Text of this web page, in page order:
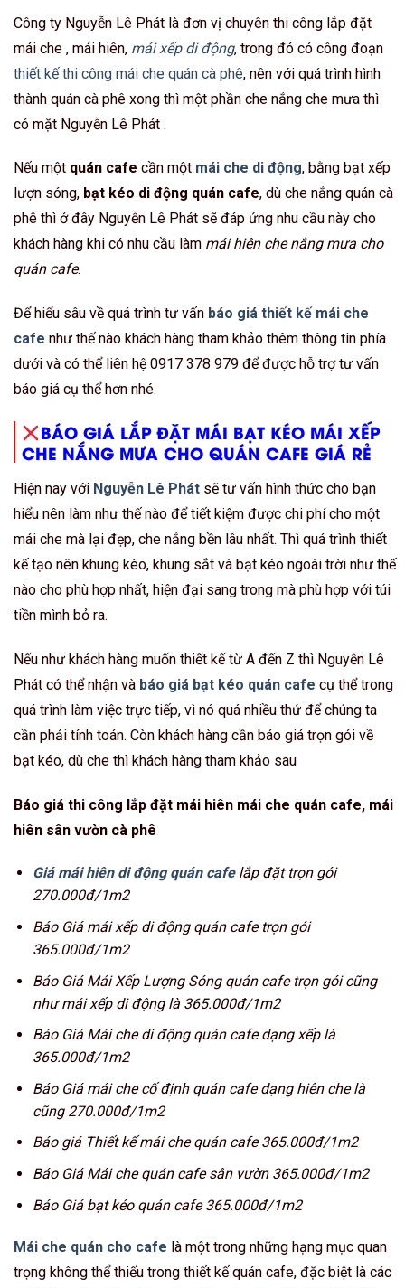
Công ty Nguyễn Lê Phát là đơn vị chuyên thi công lắp đặt
mái che , mái hiên, mái xếp di động, trong đó có công đoạn
thiết kế thi công mái che quán cà phê, nên với quá trình hình
thành quán cà phê xong thì một phần che nắng che mưa thì
có mặt Nguyễn Lê Phát .
Nếu một quán cafe cần một mái che di động, bằng bạt xếp
lượn sóng, bạt kéo di động quán cafe, dù che nắng quán cà
phê thì ở đây Nguyễn Lê Phát sẽ đáp ứng nhu cầu này cho
khách hàng khi có nhu cầu làm mái hiên che nắng mưa cho
quán cafe.
Để hiểu sâu về quá trình tư vấn báo giá thiết kế mái che
cafe như thế nào khách hàng tham khảo thêm thông tin phía
dưới và có thể liên hệ 0917 378 979 để được hỗ trợ tư vấn
báo giá cụ thể hơn nhé.
BÁO GIÁ LẮP ĐẶT MÁI BẠT KÉO MÁI XẾP
CHE NẮNG MƯA CHO QUÁN CAFE GIÁ RẺ
Hiện nay với Nguyễn Lê Phát sẽ tư vấn hình thức cho bạn
hiểu nên làm như thế nào để tiết kiệm được chi phí cho một
mái che mà lại đẹp, che nắng bền lâu nhất. Thì quá trình thiết
kế tạo nên khung kèo, khung sắt và bạt kéo ngoài trời như thế
nào cho phù hợp nhất, hiện đại sang trong mà phù hợp với túi
tiền mình bỏ ra.
Nếu như khách hàng muốn thiết kế từ A đến Z thì Nguyễn Lê
Phát có thể nhận và báo giá bạt kéo quán cafe cụ thể trong
quá trình làm việc trực tiếp, vì nó quá nhiều thứ để chúng ta
cần phải tính toán. Còn khách hàng cần báo giá trọn gói về
bạt kéo, dù che thì khách hàng tham khảo sau
Báo giá thi công lắp đặt mái hiên mái che quán cafe, mái
hiên sân vườn cà phê
Giá mái hiên di động quán cafelắp đặt trọn gói
270.000đ/1m2
Báo Giá mái xếp di động quán cafe trọn gói
365.000đ/1m2
Báo Giá Mái Xếp Lượng Sóng quán cafe trọn gói cũng
như mái xếp di động là 365.000đ/1m2
Báo Giá Mái che di động quán cafe dạng xếp là
365.000đ/1m2
Báo Giá mái che cố định quán cafe dạng hiên che là
cũng 270.000đ/1m2
Báo giá Thiết kế mái che quán cafe 365.000đ/1m2
Báo Giá Mái che quán cafe sân vườn 365.000đ/1m2
Báo Giá bạt kéo quán cafe 365.000đ/1m2
Mái che quán cho cafe là một trong những hạng mục quan
trọng không thể thiếu trong thiết kế quán cafe, đặc biệt là các